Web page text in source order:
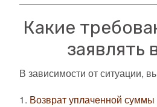
Какие
заявлять
В зависимости от ситуации,
1. Возврат уплаченной суммы